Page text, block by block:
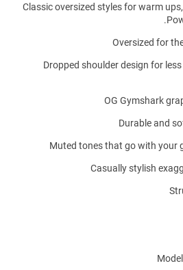
Classic oversized styles for warm
Oversized for
Dropped shoulder design for
OG Gymshark
Durable and
Muted tones that go with your
Casually stylish